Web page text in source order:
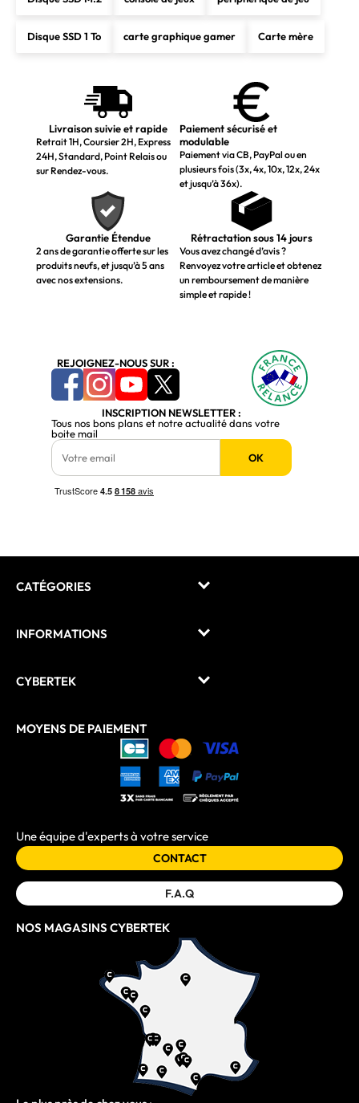
Disque SSD 1 To carte graphique gamer Carte mère
Livraison suivie et rapide
Retrait 1H, Coursier 2H, Express
24H, Standard, Point Relais ou
sur Rendez-vous.
Paiement sécurisé et
modulable
Paiement via CB, PayPal ou en
plusieurs fois (3x, 4x, 10x, 12x, 24x
et jusqu’à 36x).
Garantie Étendue
2 ans de garantie offerte sur les
produits neufs, et jusqu’à 5 ans
avec nos extensions.
Rétractation sous 14 jours
Vous avez changé d’avis ?
Renvoyez votre article et obtenez
un remboursement de manière
simple et rapide !
REJOIGNEZ-NOUS SUR :
INSCRIPTION NEWSLETTER :
Tous nos bons plans et notre actualité dans votre
boite mail
OK
CATÉGORIES
INFORMATIONS
CYBERTEK
MOYENS DE PAIEMENT
Une équipe d'experts à votre service
CONTACT
F.A.Q
NOS MAGASINS CYBERTEK